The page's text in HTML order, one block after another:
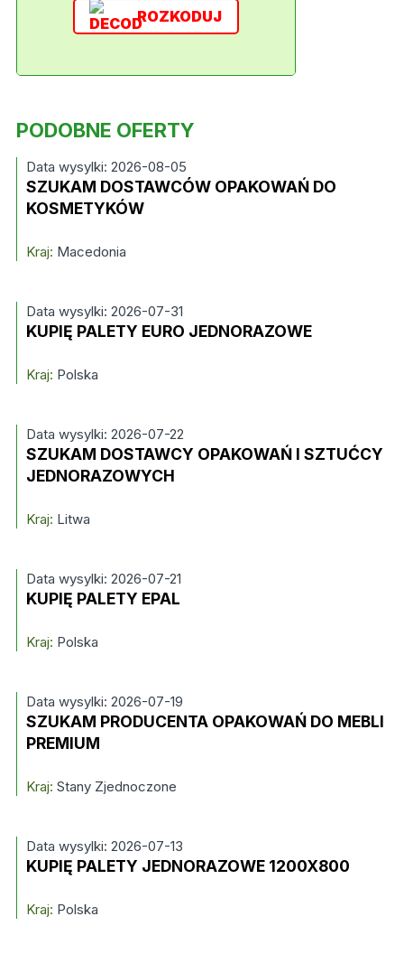
ROZKODUJ
PODOBNE OFERTY
Data wysylki: 2026-08-05
SZUKAM DOSTAWCÓW OPAKOWAŃ DO
KOSMETYKÓW
Kraj: Macedonia
Data wysylki: 2026-07-31
KUPIĘ PALETY EURO JEDNORAZOWE
Kraj: Polska
Data wysylki: 2026-07-22
SZUKAM DOSTAWCY OPAKOWAŃ I SZTUĆCY
JEDNORAZOWYCH
Kraj: Litwa
Data wysylki: 2026-07-21
KUPIĘ PALETY EPAL
Kraj: Polska
Data wysylki: 2026-07-19
SZUKAM PRODUCENTA OPAKOWAŃ DO MEBLI
PREMIUM
Kraj: Stany Zjednoczone
Data wysylki: 2026-07-13
KUPIĘ PALETY JEDNORAZOWE 1200X800
Kraj: Polska